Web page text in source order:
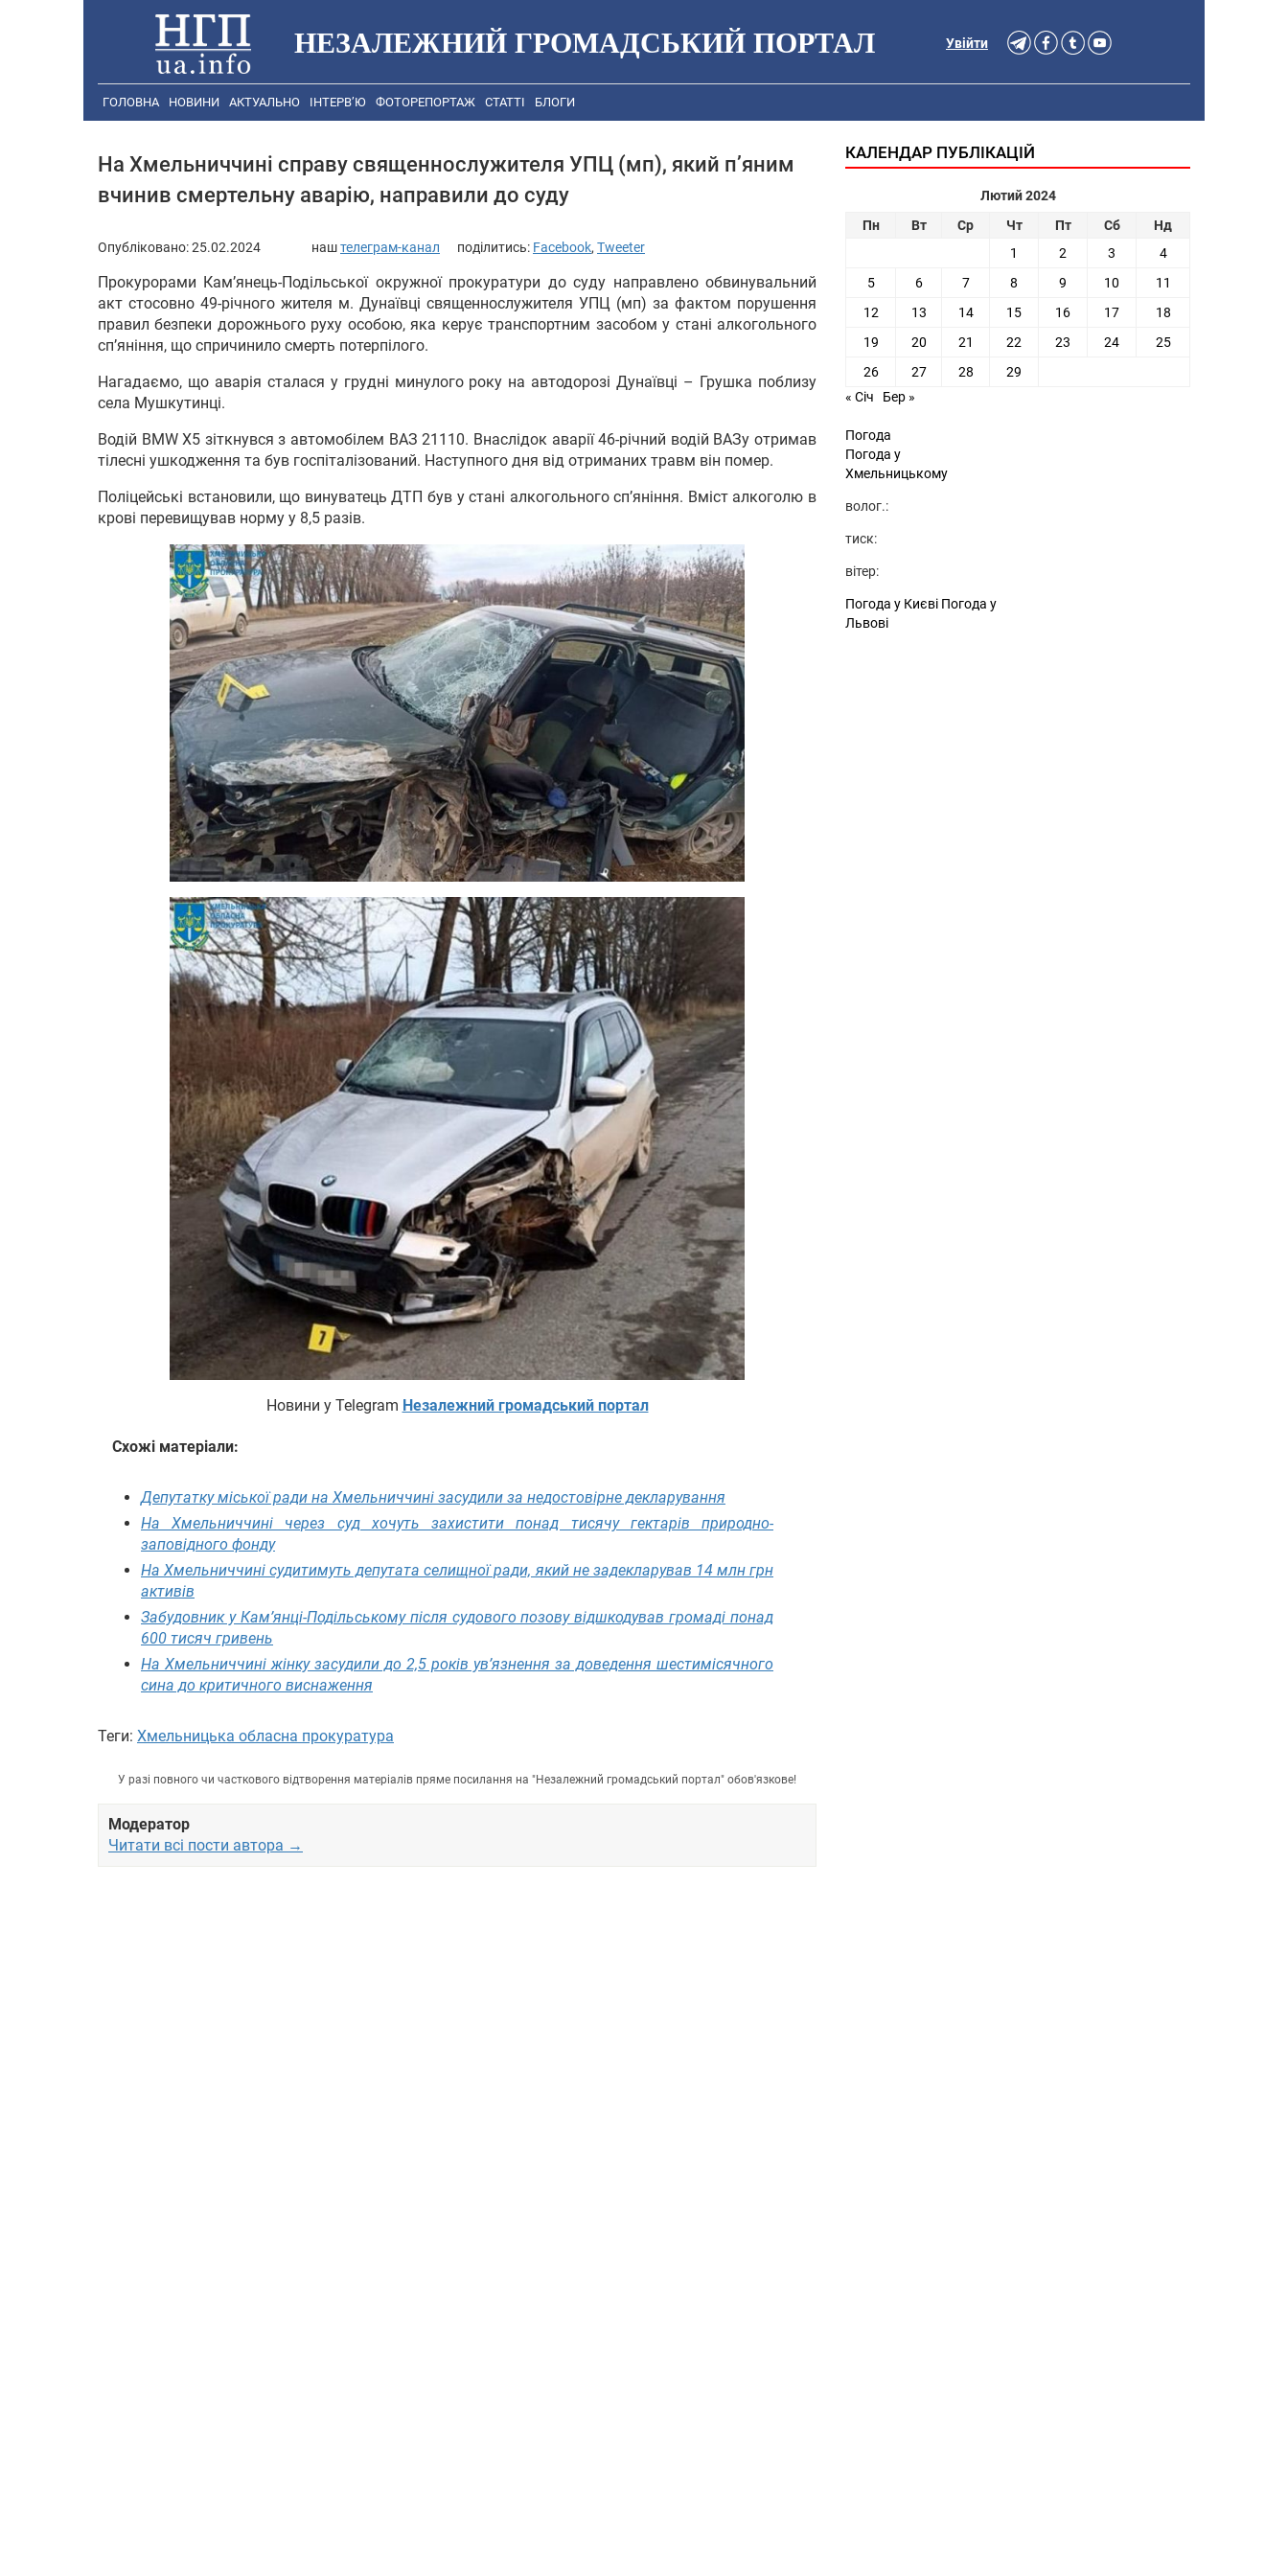
НЕЗАЛЕЖНИЙ ГРОМАДСЬКИЙ ПОРТАЛ Увійти
ГОЛОВНА НОВИНИ АКТУАЛЬНО ІНТЕРВ’Ю ФОТОРЕПОРТАЖ СТАТТІ БЛОГИ
На Хмельниччині справу священнослужителя УПЦ (мп), який п’яним
вчинив смертельну аварію, направили до суду
Опубліковано:25.02.2024 наштелеграм-канал поділитись: Facebook, Tweeter
Прокурорами Кам’янець-Подільської окружної прокуратури до суду направлено обвинувальний
акт стосовно 49-річного жителя м. Дунаївці священнослужителя УПЦ (мп) за фактом порушення
правил безпеки дорожнього руху особою, яка керує транспортним засобом у стані алкогольного
сп’яніння, що спричинило смерть потерпілого.
Нагадаємо, що аварія сталася у грудні минулого року на автодорозі Дунаївці – Грушка поблизу
села Мушкутинці.
Водій BMW X5 зіткнувся з автомобілем ВАЗ 21110. Внаслідок аварії 46-річний водій ВАЗу отримав
тілесні ушкодження та був госпіталізований. Наступного дня від отриманих травм він помер.
Поліцейські встановили, що винуватець ДТП був у стані алкогольного сп’яніння. Вміст алкоголю в
крові перевищував норму у 8,5 разів.
Новини у Telegram Незалежний громадський портал
Схожі матеріали:
Депутатку міської ради на Хмельниччині засудили за недостовірне декларування
На Хмельниччині через суд хочуть захистити понад тисячу гектарів природно-
заповідного фонду
На Хмельниччині судитимуть депутата селищної ради, який не задекларував 14 млн грн
активів
Забудовник у Кам’янці-Подільському після судового позову відшкодував громаді понад
600 тисяч гривень
На Хмельниччині жінку засудили до 2,5 років ув’язнення за доведення шестимісячного
сина до критичного виснаження
Теги: Хмельницька обласна прокуратура
У разі повного чи часткового відтворення матеріалів пряме посилання на "Незалежний громадський портал" обов'язкове!
Модератор
Читати всі пости автора →
КАЛЕНДАР ПУБЛІКАЦІЙ
Лютий 2024
Пн
Вт Ср Чт Пт Сб
Нд
1
2 3
4
5
6 7 8 9 10
11
12
13 14 15 16 17
18
19
20 21 22 23 24
25
26
27 28
29
« Січ
Бер »
Погода
Погода у
Хмельницькому
волог.:
тиск:
вітер:
Погода у Києві Погода у
Львові